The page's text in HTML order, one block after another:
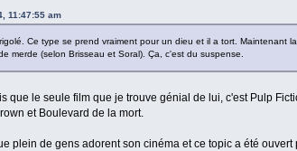
11:47:55 am
Ce type se prend vraiment pour un dieu et il a tort. Maintenant
merde (selon Brisseau et Soral). Ça, c'est du suspense.
que le seule film que je trouve génial de lui, c'est Pulp
et Boulevard de la mort.
plein de gens adorent son cinéma et ce topic a été